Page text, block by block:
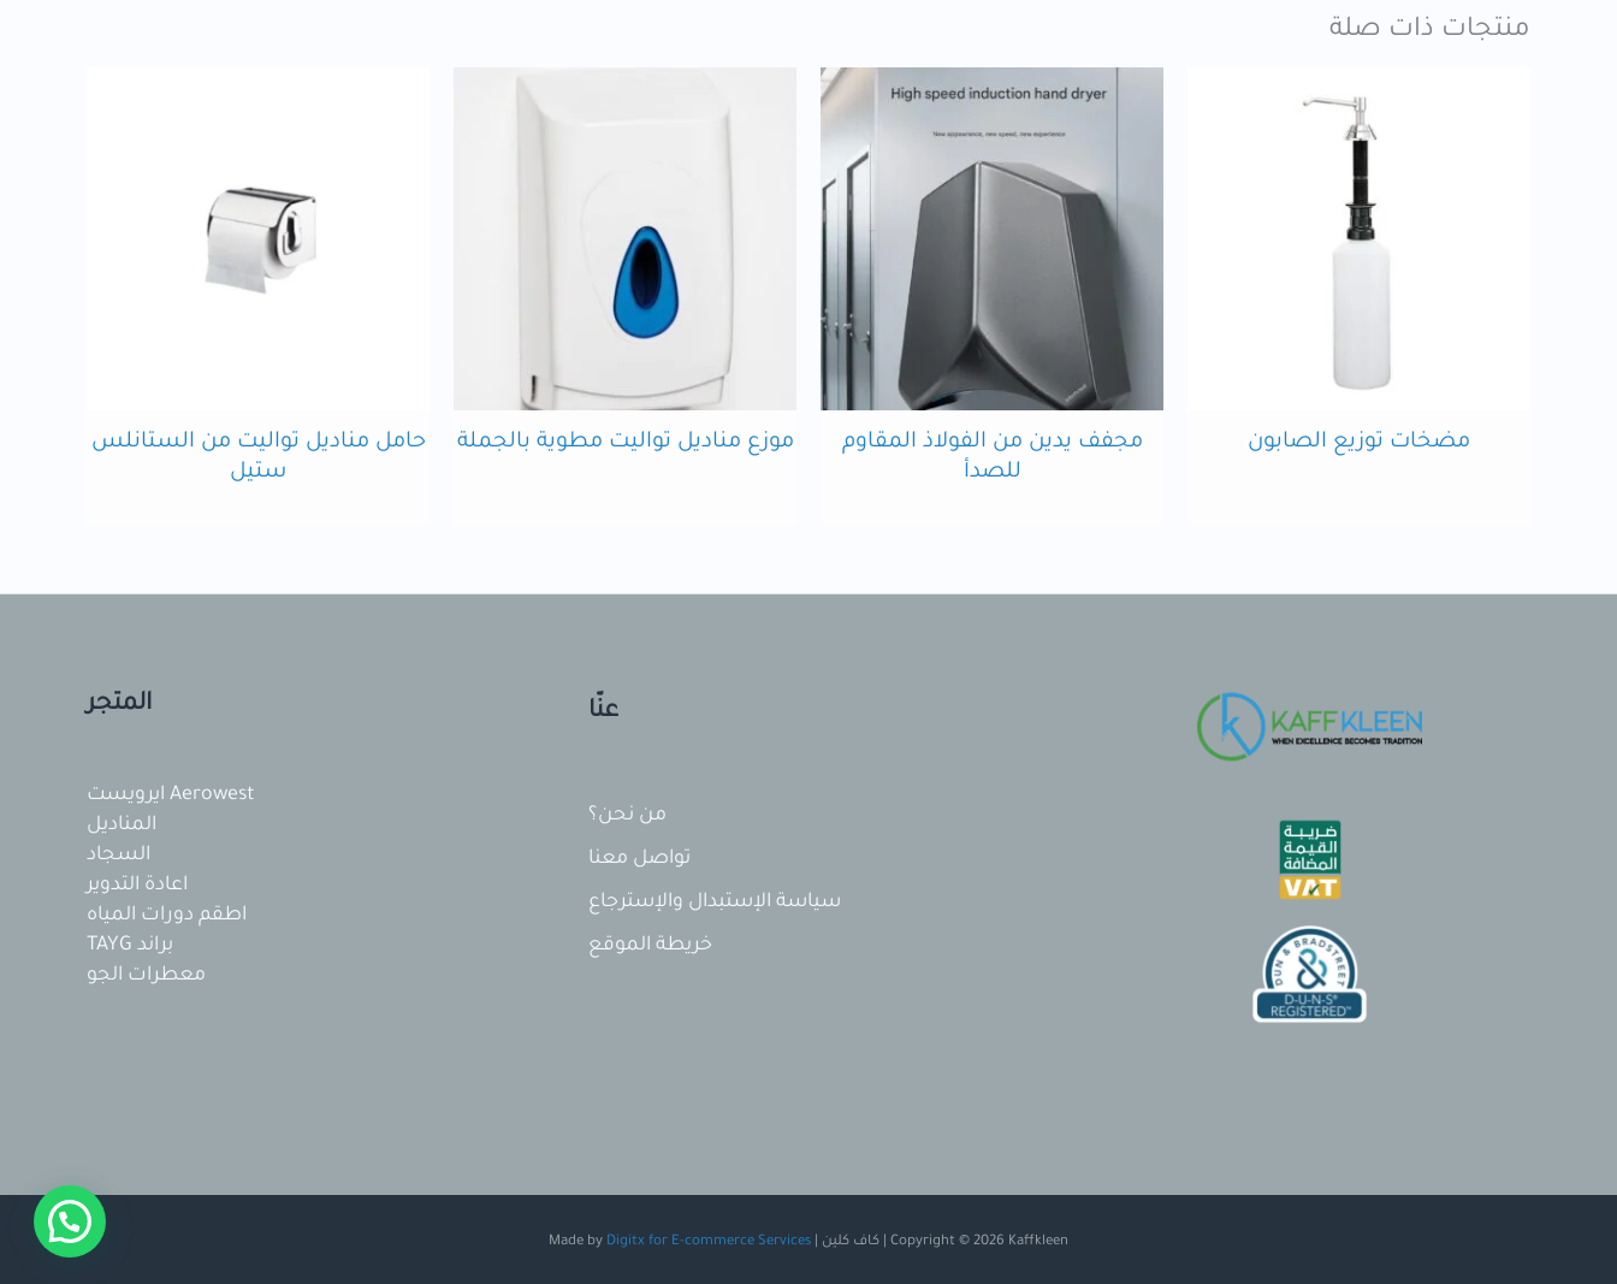
منتجات ذات صلة
مضخات توزيع الصابون
مجفف يدين من الفولاذ المقاوم
للصدأ
موزع مناديل تواليت مطوية بالجملة
حامل مناديل تواليت من الستانلس
ستيل
عنّا
من نحن؟
تواصل معنا
سياسة الإستبدال والإسترجاع
خريطة الموقع
المتجر
Aerowest ايرويست
المناديل
السجاد
اعادة التدوير
اطقم دورات المياه
براند TAYG
معطرات الجو
Copyright © 2026 Kaffkleen | كاف كلين | Made by Digitx for E-commerce Services